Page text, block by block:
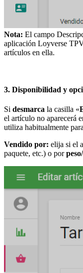
Nota: El campo
aplicación Loyverse
artículos en ella.
3. Disponibilidad y
Si desmarca la casilla «
el artículo no aparecerá
utiliza habitualmente
Vendido por: elija si el
paquete, etc.) o por